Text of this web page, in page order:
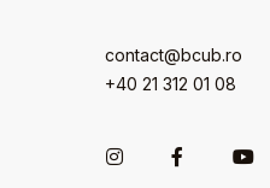
contact@bcub.ro
+40 21 312 01 08